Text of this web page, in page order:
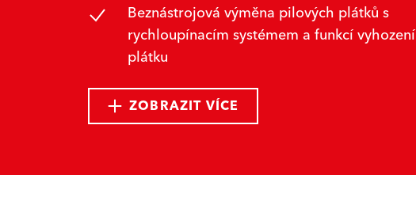
Beznástrojová výměna pilových plátků s
rychloupínacím systémem a funkcí vyhození
plátku
ZOBRAZIT VÍCE